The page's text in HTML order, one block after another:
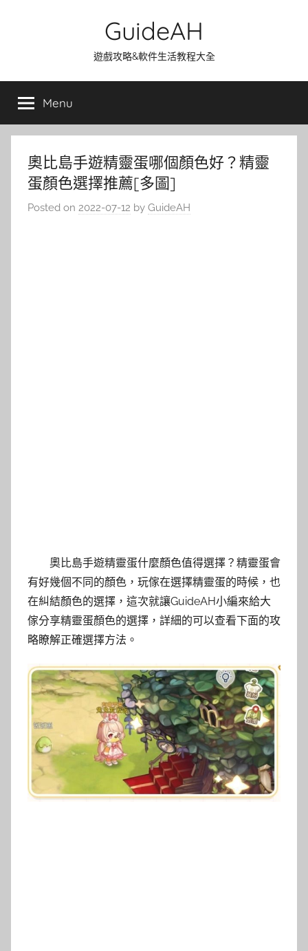
GuideAH
遊戲攻略&軟件生活教程大全
Menu
奧比島手遊精靈蛋哪個顏色好？精靈
蛋顏色選擇推薦[多圖]
Posted on 2022-07-12 by GuideAH
奧比島手遊精靈蛋什麼顏色值得選擇？精靈蛋會
有好幾個不同的顏色，玩傢在選擇精靈蛋的時候，也
在糾結顏色的選擇，這次就讓GuideAH小編來給大
傢分享精靈蛋顏色的選擇，詳細的可以查看下面的攻
略瞭解正確選擇方法。